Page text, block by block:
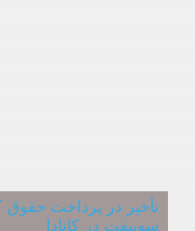
تأخیر در پرداخت حقوق
سوییفت در کانادا